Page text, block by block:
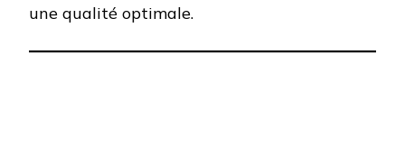
une qualité optimale.